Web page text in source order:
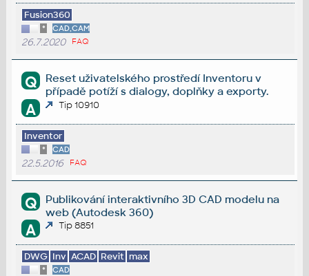
Fusion360
* CAD,CAM
26.7.2020 FAQ
Q
Reset uživatelského prostředí Inventoru v
případě potíží s dialogy, doplňky a exporty.
A Tip 10910
Inventor
* CAD
22.5.2016 FAQ
Q
Publikování interaktivního 3D CAD modelu na
web (Autodesk 360)
A Tip 8851
DWG Inv ACAD Revit max
* CAD